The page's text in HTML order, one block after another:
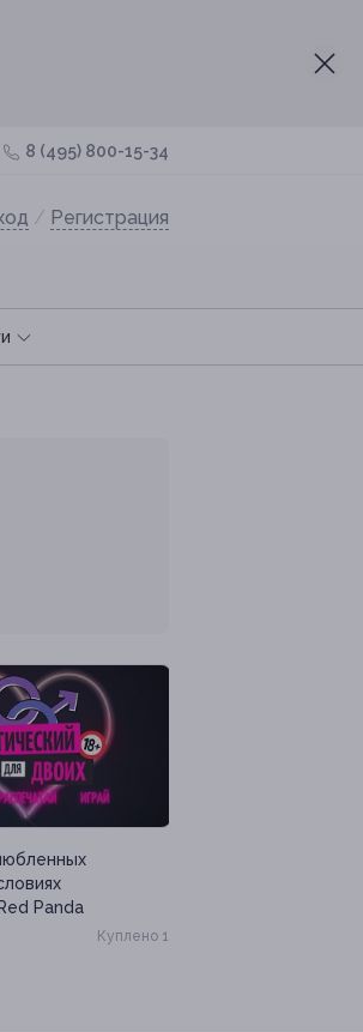
8 (495) 800-15-34
/ Регистрация
Panda
Куплено 1